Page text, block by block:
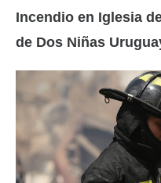
Incendio en Iglesia
de Dos Niñas